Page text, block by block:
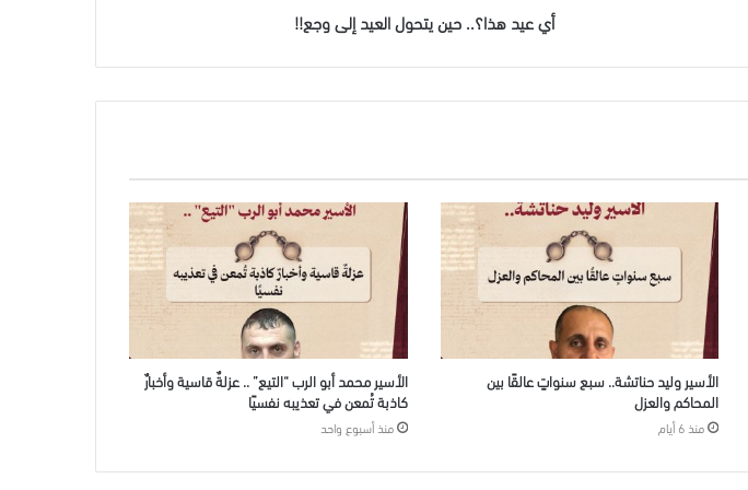
أي عيد هذا؟.. حين يتحول العيد إلى وجع!!
الأسير وليد حناتشة.. سبع سنواتٍ عالقًا بين
المحاكم والعزل
منذ 6 أيام
الأسير محمد أبو الرب “التيع” .. عزلةٌ قاسية وأخبارٌ
كاذبة تُمعن في تعذيبه نفسيًا
منذ أسبوع واحد